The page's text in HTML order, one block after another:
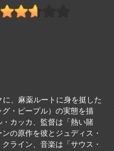
、麻薬ルートに身を挺した
・ピープル）の実態を描
カッカ、監督は「熱い賭
の原作を彼とジュディス・
ライン、音楽は「サウス・